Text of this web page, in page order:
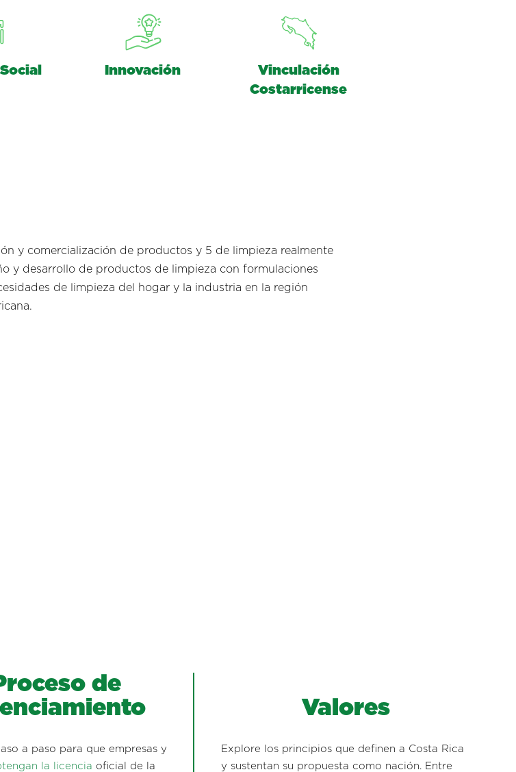
Innovación
Vinculación
Costarricense
y comercialización de productos y 5 de limpieza realmente
y desarrollo de productos de limpieza con formulaciones
de limpieza del hogar y la industria en la región
de
a paso para que empresas y
la licencia oficial de la
Valores
Explore los principios que definen a Costa Rica
y sustentan su propuesta como nación. Entre